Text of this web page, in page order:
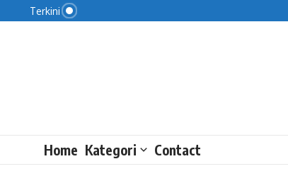
Lewati ke konten
Terkini
Home Kategori Contact